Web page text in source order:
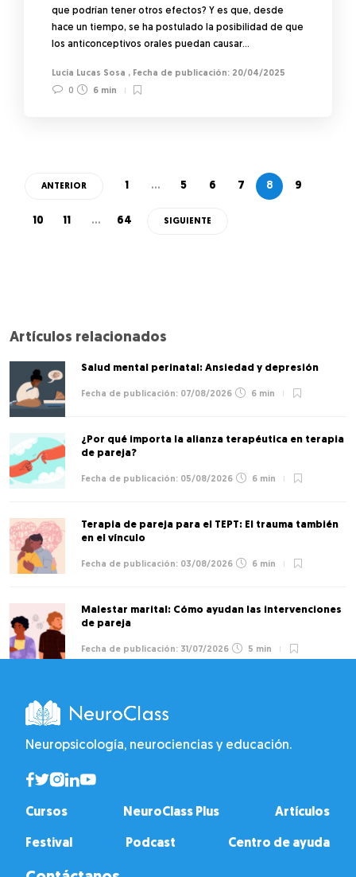
que podrían tener otros efectos? Y es que, desde
hace un tiempo, se ha postulado la posibilidad de que
los anticonceptivos orales puedan causar…
Lucía Lucas Sosa ,
20/04/2025
0
6 min
ANTERIOR 1 … 5 6 7 8 9
10 11 … 64 SIGUIENTE
Artículos relacionados
Salud mental perinatal: Ansiedad y depresión
07/08/2026 6 min
¿Por qué importa la alianza terapéutica en terapia
de pareja?
05/08/2026 6 min
Terapia de pareja para el TEPT: El trauma también
en el vínculo
03/08/2026 6 min
Malestar marital: Cómo ayudan las intervenciones
de pareja
31/07/2026 5 min
Neuropsicología, neurociencias y educación.
Cursos NeuroClass Plus Artículos
Festival Podcast Centro de ayuda